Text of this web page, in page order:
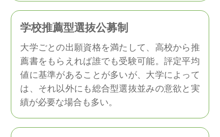
学校推薦型選抜公募制
大学ごとの出願資格を満たして、高校から推
薦書をもらえれば誰でも受験可能。評定平均
値に基準があることが多いが、大学によって
は、それ以外にも総合型選抜並みの意欲と実
績が必要な場合も多い。